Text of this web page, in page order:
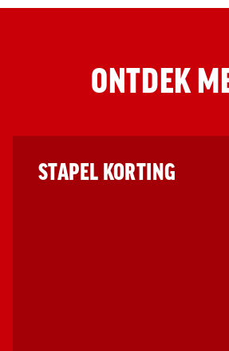
ONTDEK
STAPEL KORTING